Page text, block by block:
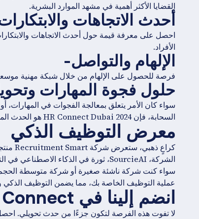
القضايا الأكثر أهمية في مشهد الموارد البشرية.
أحدث الاتجاهات
احصل على معرفة قيمة حول أحدث الاتجاهات
الأفراد.
الإلهام والتواصل-
فرصة للحصول على الإلهام من خلال شبكة مهنية
حلول فجوة المهارات
سواء كان الأمر يتعلق بمعالجة الفجوات في المهارات،
السحابة، فإن HR Connect Dubai 2024 هو الحدث المفضل للمهنيين الذين يبحثون عن استراتيجيات قابلة للتنفيذ.
معرض التوظيف الذكي
كراعٍ ذهبي، ستعرض شركة Recruitment Smart منتجاتها الرائدة -
الشركة، SourcieAI، ثورة في الذكاء الاصطناعي في التوظيف، مما يجعله في متناول الشركات من جميع الأحجام.
عملية التوظيف الخاصة بك، مما يضمن التوظيف الذكي
انضم إلينا في HR Connect دبي 2024 - سجل الآن!
لا تفوت هذه الفرصة لتكون جزءًا من حدث تحويلي. احصل